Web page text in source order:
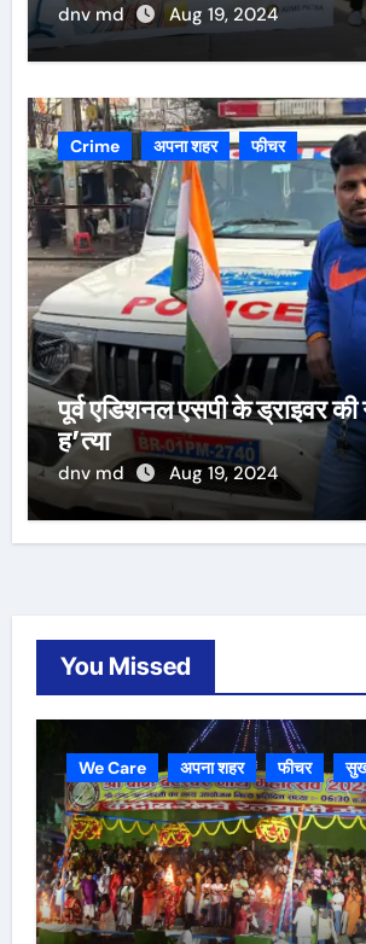
dnv md Aug 19, 2024
Crime अपना शहर फीचर
पूर्व एडिशनल एसपी के ड्राइवर की
ह’त्या
dnv md Aug 19, 2024
You Missed
We Care अपना शहर फीचर सुख